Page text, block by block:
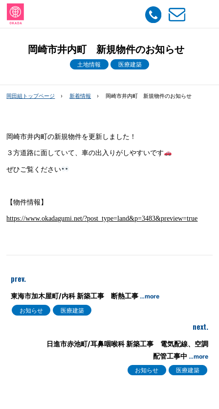
岡崎市井内町 新規物件のお知らせ
土地情報 医療建築
岡田組トップページ 新着情報 岡崎市井内町 新規物件のお知らせ
岡崎市井内町の新規物件を更新しました！
３方道路に面していて、車の出入りがしやすいです
ぜひご覧ください
【物件情報】
https://www.okadagumi.net/?post_type=land&p=3483&preview=true
prev.
東海市加木屋町/内科 新築工事 断熱工事 …more
お知らせ
医療建築
next.
日進市赤池町/耳鼻咽喉科 新築工事 電気配線、空調
配管工事中 …more
お知らせ
医療建築